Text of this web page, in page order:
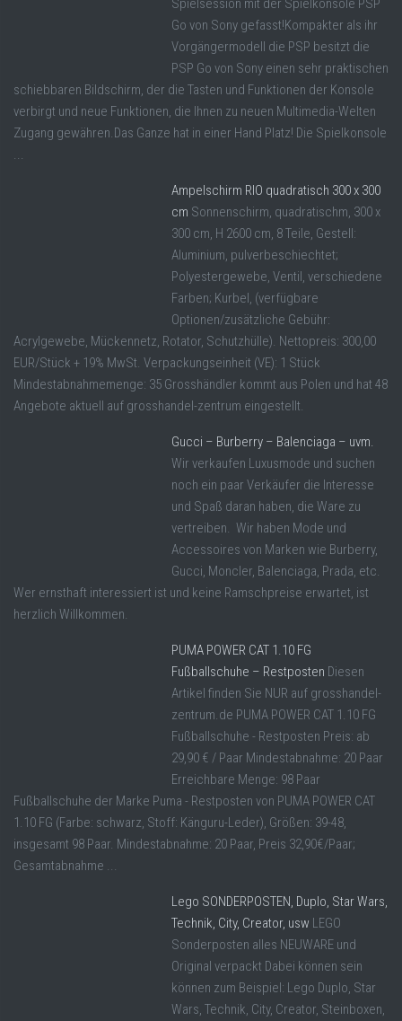
Spielsession mit der Spielkonsole PSP
Go von Sony gefasst!Kompakter als ihr
Vorgängermodell die PSP besitzt die
PSP Go von Sony einen sehr praktischen
schiebbaren Bildschirm, der die Tasten und Funktionen der Konsole
verbirgt und neue Funktionen, die Ihnen zu neuen Multimedia-Welten
Zugang gewähren.Das Ganze hat in einer Hand Platz! Die Spielkonsole
...
Ampelschirm RIO quadratisch 300 x 300
cm Sonnenschirm, quadratischm, 300 x
300 cm, H 2600 cm, 8 Teile, Gestell:
Aluminium, pulverbeschiechtet;
Polyestergewebe, Ventil, verschiedene
Farben; Kurbel, (verfügbare
Optionen/zusätzliche Gebühr:
Acrylgewebe, Mückennetz, Rotator, Schutzhülle). Nettopreis: 300,00
EUR/Stück + 19% MwSt. Verpackungseinheit (VE): 1 Stück
Mindestabnahmemenge: 35 Grosshändler kommt aus Polen und hat 48
Angebote aktuell auf grosshandel-zentrum eingestellt.
Gucci – Burberry – Balenciaga – uvm.
Wir verkaufen Luxusmode und suchen
noch ein paar Verkäufer die Interesse
und Spaß daran haben, die Ware zu
vertreiben. Wir haben Mode und
Accessoires von Marken wie Burberry,
Gucci, Moncler, Balenciaga, Prada, etc.
Wer ernsthaft interessiert ist und keine Ramschpreise erwartet, ist
herzlich Willkommen.
PUMA POWER CAT 1.10 FG
Fußballschuhe – Restposten Diesen
Artikel finden Sie NUR auf grosshandel-
zentrum.de PUMA POWER CAT 1.10 FG
Fußballschuhe - Restposten Preis: ab
29,90 € / Paar Mindestabnahme: 20 Paar
Erreichbare Menge: 98 Paar
Fußballschuhe der Marke Puma - Restposten von PUMA POWER CAT
1.10 FG (Farbe: schwarz, Stoff: Känguru-Leder), Größen: 39-48,
insgesamt 98 Paar. Mindestabnahme: 20 Paar, Preis 32,90€/Paar;
Gesamtabnahme ...
Lego SONDERPOSTEN, Duplo, Star Wars,
Technik, City, Creator, usw LEGO
Sonderposten alles NEUWARE und
Original verpackt Dabei können sein
können zum Beispiel: Lego Duplo, Star
Wars, Technik, City, Creator, Steinboxen,